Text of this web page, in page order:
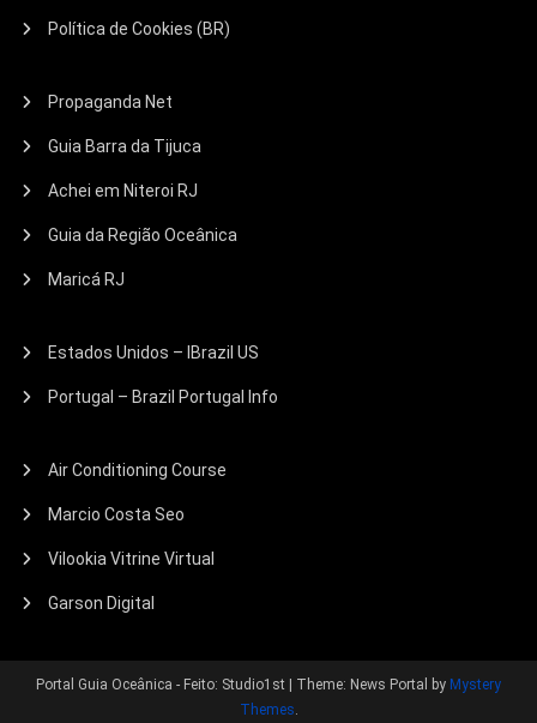
Política de Cookies (BR)
Propaganda Net
Guia Barra da Tijuca
Achei em Niteroi RJ
Guia da Região Oceânica
Maricá RJ
Estados Unidos – IBrazil US
Portugal – Brazil Portugal Info
Air Conditioning Course
Marcio Costa Seo
Vilookia Vitrine Virtual
Garson Digital
Portal Guia Oceânica - Feito: Studio1st Theme: News Portal by Mystery
Themes.